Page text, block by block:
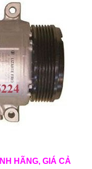
HÃNG, GIÁ CẢ